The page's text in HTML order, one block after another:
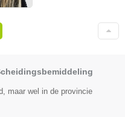
maar wel in de provincie